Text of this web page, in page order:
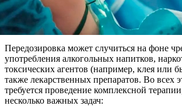
Передозировка может случиться на фоне
употребления алкогольных напитков,
токсических агентов (например, клея или
также лекарственных препаратов. Во всех
требуется проведение комплексной
несколько важных задач: